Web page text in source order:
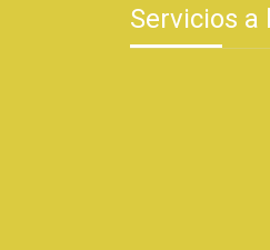
Servicios a